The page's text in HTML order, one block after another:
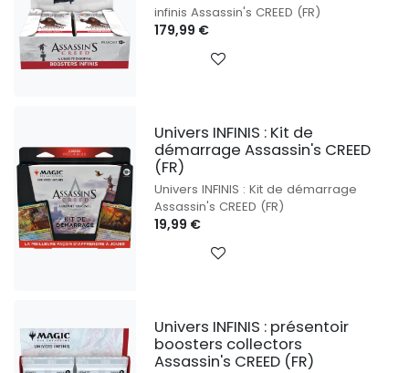
infinis Assassin's CREED (FR)
179,99 €
Univers INFINIS : Kit de
démarrage Assassin's CREED
(FR)
Univers INFINIS : Kit de démarrage
Assassin's CREED (FR)
19,99 €
Univers INFINIS : présentoir
boosters collectors
Assassin's CREED (FR)